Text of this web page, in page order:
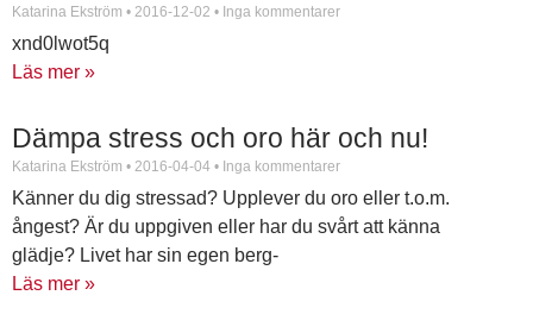
Katarina Ekström 2016-12-02 Inga kommentarer
xnd0lwot5q
Läs mer »
Dämpa stress och oro här och nu!
Katarina Ekström 2016-04-04 Inga kommentarer
Känner du dig stressad? Upplever du oro eller t.o.m.
ångest? Är du uppgiven eller har du svårt att känna
glädje? Livet har sin egen berg-
Läs mer »